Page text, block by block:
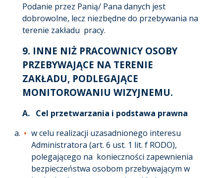
Podanie przez Panią/ Pana danych jest
dobrowolne, lecz niezbędne do przebywania na
terenie zakładu pracy.
9. INNE NIŻ PRACOWNICY OSOBY
PRZEBYWAJĄCE NA TERENIE
ZAKŁADU, PODLEGAJĄCE
MONITOROWANIU WIZYJNEMU.
A. Cel przetwarzania i podstawa prawna
w celu realizacji uzasadnionego interesu
Administratora (art. 6 ust. 1 lit. f RODO),
polegającego na konieczności zapewnienia
bezpieczeństwa osobom przebywającym w